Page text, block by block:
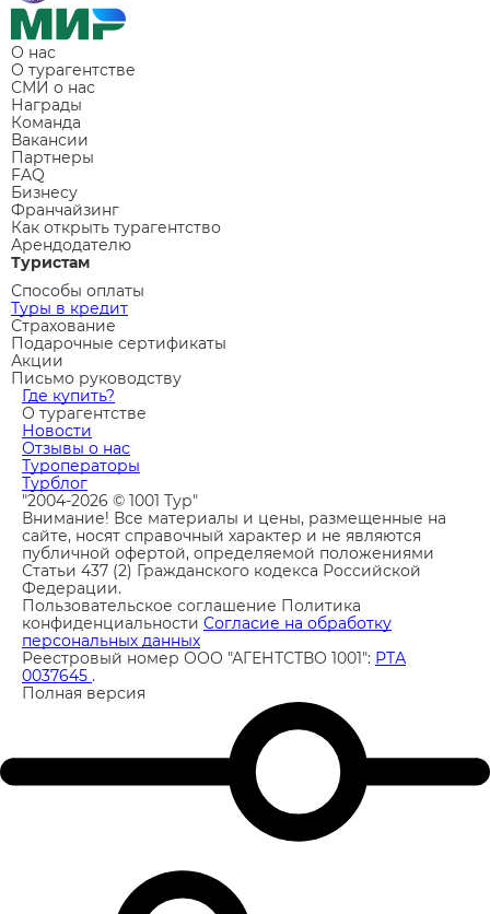
О нас
О турагентстве
СМИ о нас
Награды
Команда
Вакансии
Партнеры
FAQ
Бизнесу
Франчайзинг
Как открыть турагентство
Арендодателю
Туристам
Способы оплаты
Туры в кредит
Страхование
Подарочные сертификаты
Акции
Письмо руководству
Где купить?
О турагентстве
Новости
Отзывы о нас
Туроператоры
Турблог
"2004-2026 © 1001 Тур"
Внимание! Все материалы и цены, размещенные на
сайте, носят справочный характер и не являются
публичной офертой, определяемой положениями
Статьи 437 (2) Гражданского кодекса Российской
Федерации.
Пользовательское соглашение Политика
конфиденциальности Согласие на обработку
персональных данных
Реестровый номер ООО "АГЕНТСТВО 1001": РТА
0037645 .
Полная версия